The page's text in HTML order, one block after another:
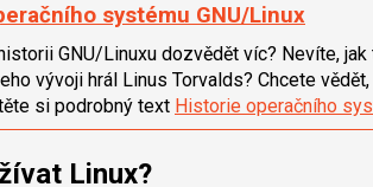
systému GNU/Linux
GNU/Linuxu dozvědět víc? Nevíte,
vývoji hrál Linus Torvalds? Chcete
si podrobný text Historie operačního
Linux?